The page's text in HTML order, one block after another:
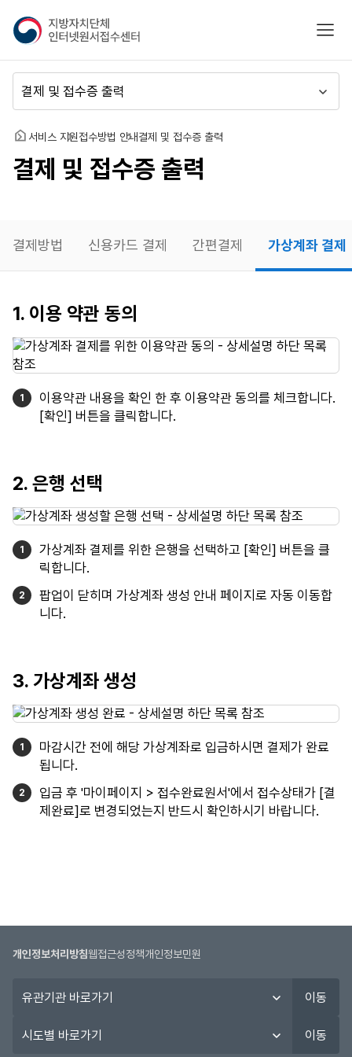
지
방
자
치
단
체
인
넷
원
수
센
터
모바
뉴
동
홈 서비스 지원접수방법 안내결제 및 접수증 출력
결제 및 접수증 출력
결제방법 신용카드 결제 간편결제 가상계좌 결제
가상계좌
결제
1. 이용 약관 동의
이용약관 내용을 확인 한 후 이용약관 동의를 체크합니다.
[확인] 버튼을 클릭합니다.
2. 은행 선택
가상계좌 결제를 위한 은행을 선택하고 [확인] 버튼을 클
릭합니다.
팝업이 닫히며 가상계좌 생성 안내 페이지로 자동 이동합
니다.
3. 가상계좌 생성
마감시간 전에 해당 가상계좌로 입금하시면 결제가 완료
됩니다.
입금 후 '마이페이지 > 접수완료원서'에서 접수상태가 [결
제완료]로 변경되었는지 반드시 확인하시기 바랍니다.
개인정보처리방침웹접근성정책개인정보민원
관
이동
도
이동